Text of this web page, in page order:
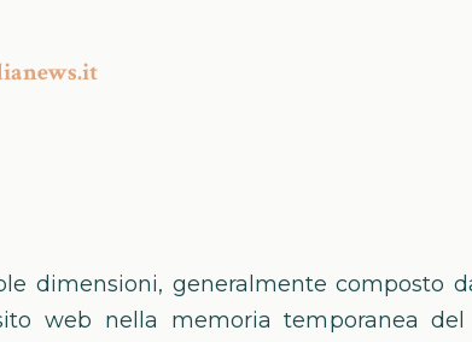
dimensioni, generalmente composto
web nella memoria temporanea